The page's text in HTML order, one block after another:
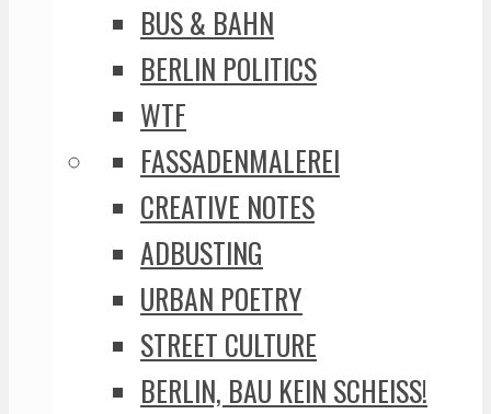
BUS & BAHN
BERLIN POLITICS
WTF
FASSADENMALEREI
CREATIVE NOTES
ADBUSTING
URBAN POETRY
STREET CULTURE
BERLIN, BAU KEIN SCHEISS!